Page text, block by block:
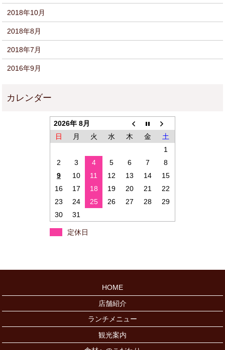
2018年10月
2018年8月
2018年7月
2016年9月
2026年 8月
日
月 火 水 木 金
土
1
2
3 4 5 6 7
8
9
10 11 12 13 14
15
16
17 18 19 20 21
22
23
24 25 26 27 28
29
30
31
定休日
HOME
店舗紹介
ランチメニュー
観光案内